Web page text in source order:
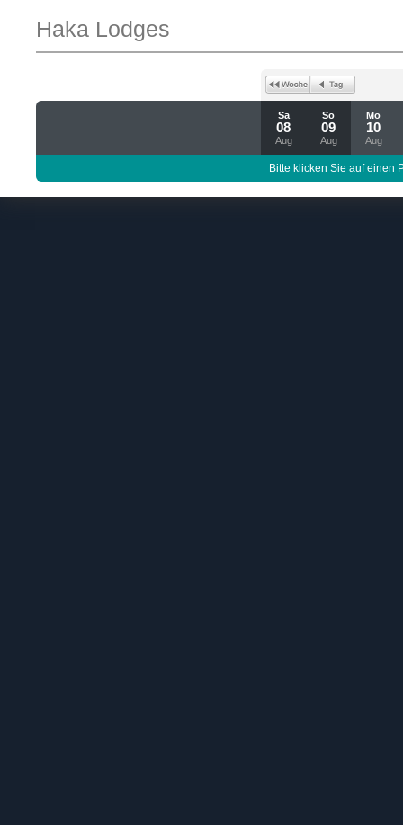
Haka Lodges
Sa
08
Aug
So
09
Aug
Mo
10
Aug
Bitte klicken Sie auf einen